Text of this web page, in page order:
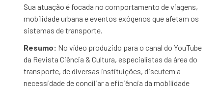
Sua atuação é focada no comportamento de viagens,
mobilidade urbana e eventos exógenos que afetam os
sistemas de transporte.
Resumo: No vídeo produzido para o canal do YouTube
da Revista Ciência & Cultura, especialistas da área do
transporte, de diversas instituições, discutem a
necessidade de conciliar a eficiência da mobilidade